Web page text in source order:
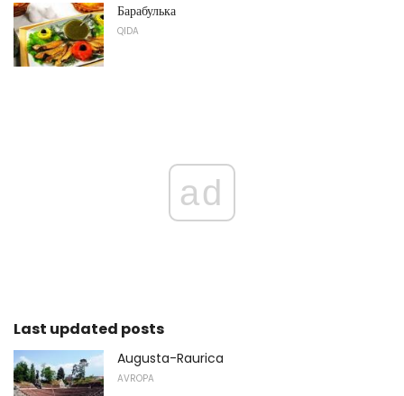
Барабулька
QIDA
ad
Last updated posts
Augusta-Raurica
AVROPA